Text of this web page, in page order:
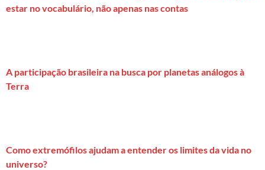
estar no vocabulário, não apenas nas contas
A participação brasileira na busca por planetas análogos à
Terra
Como extremófilos ajudam a entender os limites da vida no
universo?